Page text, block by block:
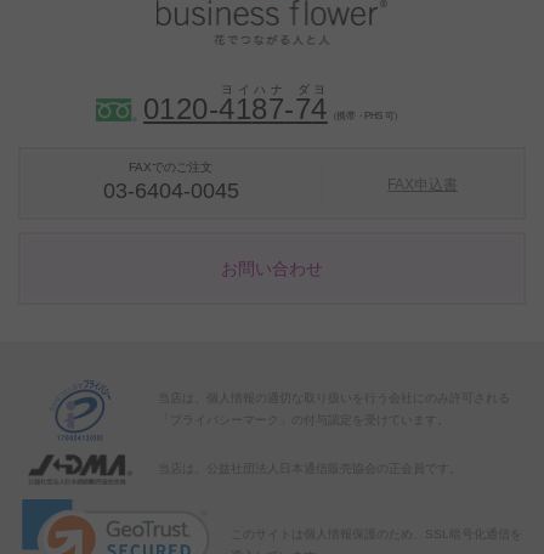
0120-4187-74 （携帯・PHS 可）
FAXでのご注文
03-6404-0045 FAX申込書
お問い合わせ
当店は、個人情報の適切な取り扱いを行う会社にのみ許可される
「プライバシーマーク」の付与認定を受けています。
当店は、公益社団法人日本通信販売協会の正会員です。
このサイトは個人情報保護のため、SSL暗号化通信を